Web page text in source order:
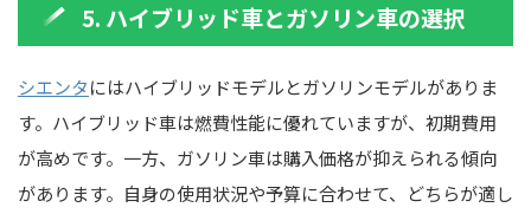
5. ハイブリッド車とガソリン車の選択
シエンタにはハイブリッドモデルとガソリンモデルがありま
す。ハイブリッド車は燃費性能に優れていますが、初期費用
が高めです。一方、ガソリン車は購入価格が抑えられる傾向
があります。自身の使用状況や予算に合わせて、どちらが適し